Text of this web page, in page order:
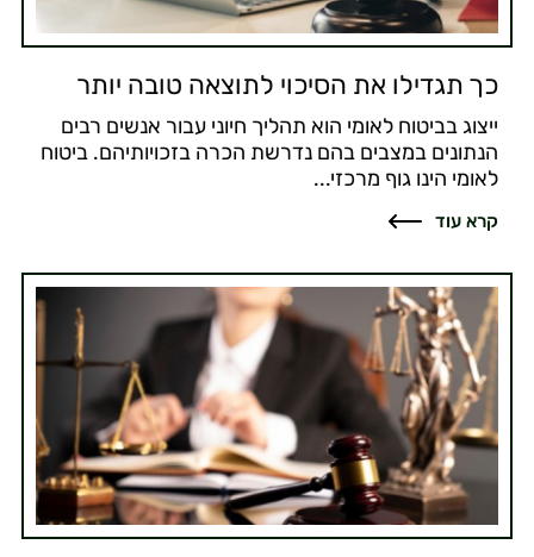
כך תגדילו את הסיכוי לתוצאה טובה יותר
ייצוג בביטוח לאומי הוא תהליך חיוני עבור אנשים רבים
הנתונים במצבים בהם נדרשת הכרה בזכויותיהם. ביטוח
לאומי הינו גוף מרכזי...
קרא עוד